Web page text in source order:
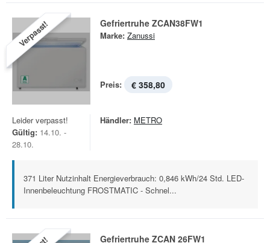
Verpasst! Gefriertruhe ZCAN38FW1
Marke: Zanussi
Preis: € 358,80
Leider verpasst!
Gültig: 14.10. -
28.10.
Händler: METRO
371 Liter Nutzinhalt Energieverbrauch: 0,846 kWh/24 Std. LED-
Innenbeleuchtung FROSTMATIC - Schnel...
Gefriertruhe ZCAN 26FW1